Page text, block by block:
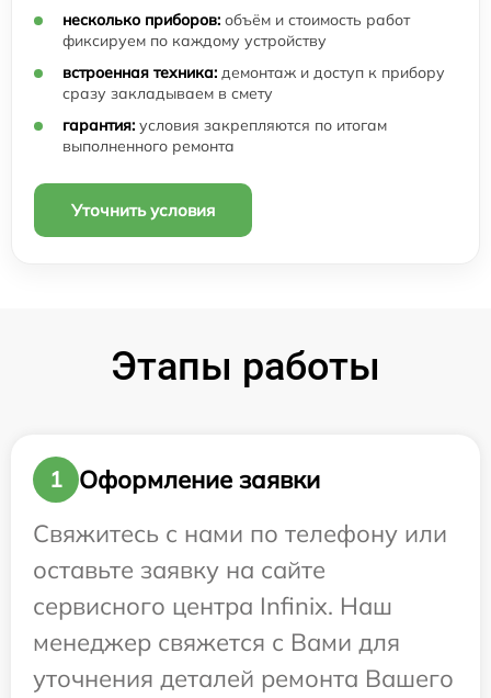
несколько приборов: объём и стоимость работ
фиксируем по каждому устройству
встроенная техника: демонтаж и доступ к прибору
сразу закладываем в смету
гарантия: условия закрепляются по итогам
выполненного ремонта
Уточнить условия
Этапы работы
1
Оформление заявки
Свяжитесь с нами по телефону или
оставьте заявку на сайте
сервисного центра Infinix. Наш
менеджер свяжется с Вами для
уточнения деталей ремонта Вашего